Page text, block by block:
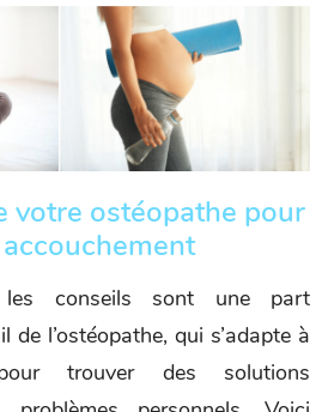
votre ostéopathe pour
les conseils sont une part
l’ostéopathe, qui s’adapte à
trouver des solutions